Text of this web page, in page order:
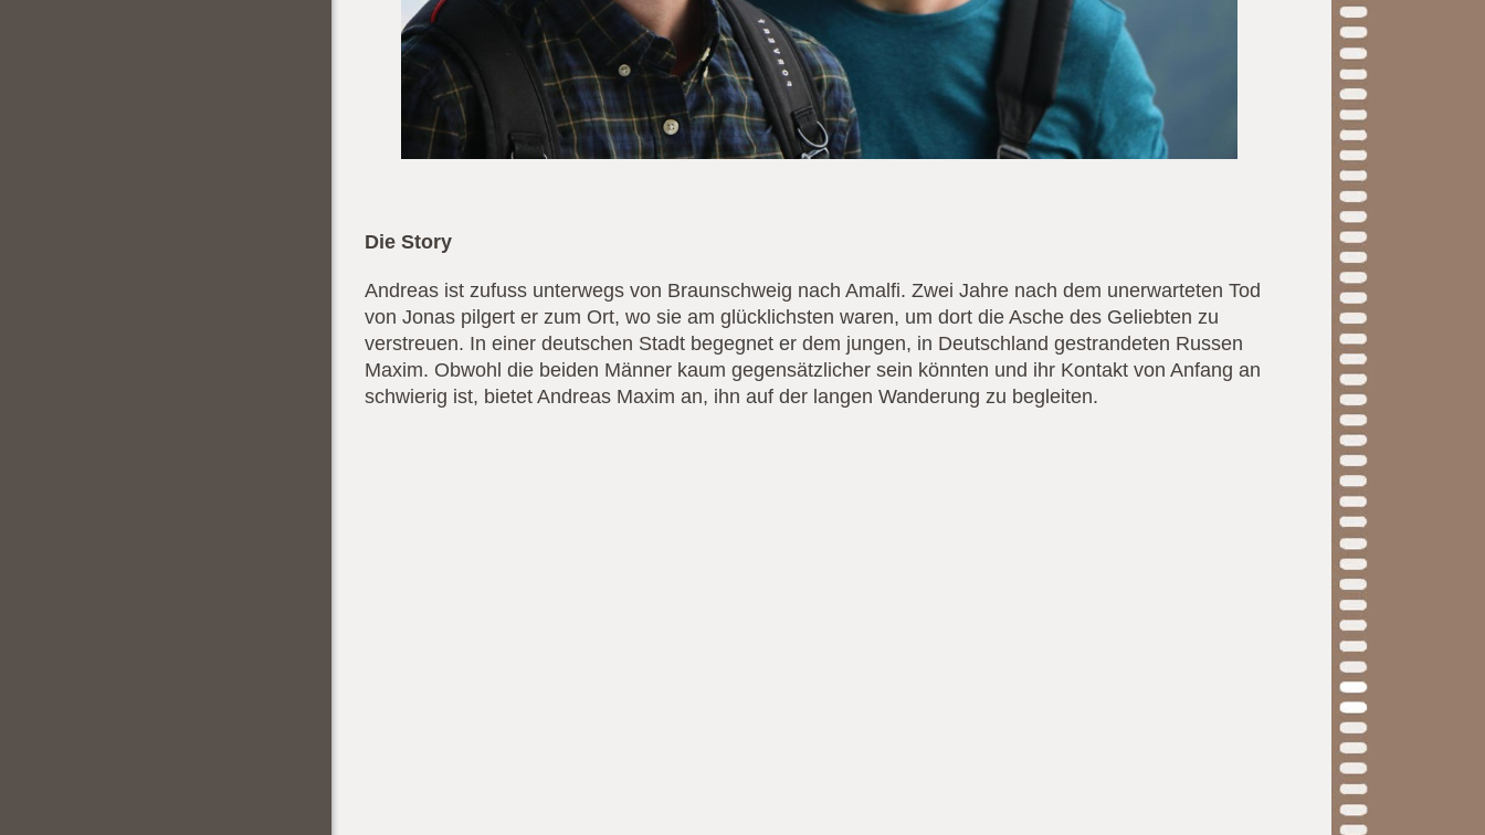
Die Story
Andreas ist zufuss unterwegs von Braunschweig nach Amalfi. Zwei Jahre nach dem unerwarteten Tod
von Jonas pilgert er zum Ort, wo sie am glücklichsten waren, um dort die Asche des Geliebten zu
verstreuen. In einer deutschen Stadt begegnet er dem jungen, in Deutschland gestrandeten Russen
Maxim. Obwohl die beiden Männer kaum gegensätzlicher sein könnten und ihr Kontakt von Anfang an
schwierig ist, bietet Andreas Maxim an, ihn auf der langen Wanderung zu begleiten.